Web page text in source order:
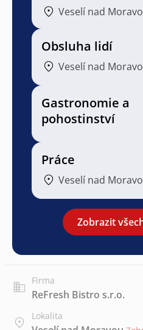
Veselí nad
Obsluha lidí
Veselí nad
Gastronomie a
pohostinství
Práce
Veselí nad
Zobrazit
Firma
ReFresh Bistro s.r.o.
Lokalita